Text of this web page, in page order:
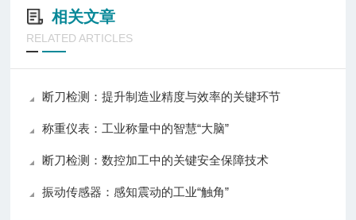
相关文章
RELATED ARTICLES
断刀检测：提升制造业精度与效率的关键环节
称重仪表：工业称量中的智慧“大脑”
断刀检测：数控加工中的关键安全保障技术
振动传感器：感知震动的工业“触角”